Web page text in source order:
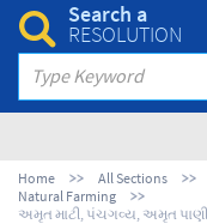
Search a
RESOLUTION
Home All Sections
Natural Farming
અમૃત માટી, પંચગવ્ય, અમૃત